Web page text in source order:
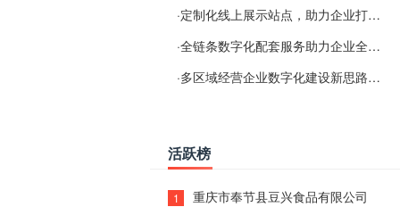
·定制化线上展示站点，助力企业打通线上经营渠道
·全链条数字化配套服务助力企业全域线上经营
·多区域经营企业数字化建设新思路：多端载体与地域检索一体化落地思路分享
活跃榜
1 重庆市奉节县豆兴食品有限公司